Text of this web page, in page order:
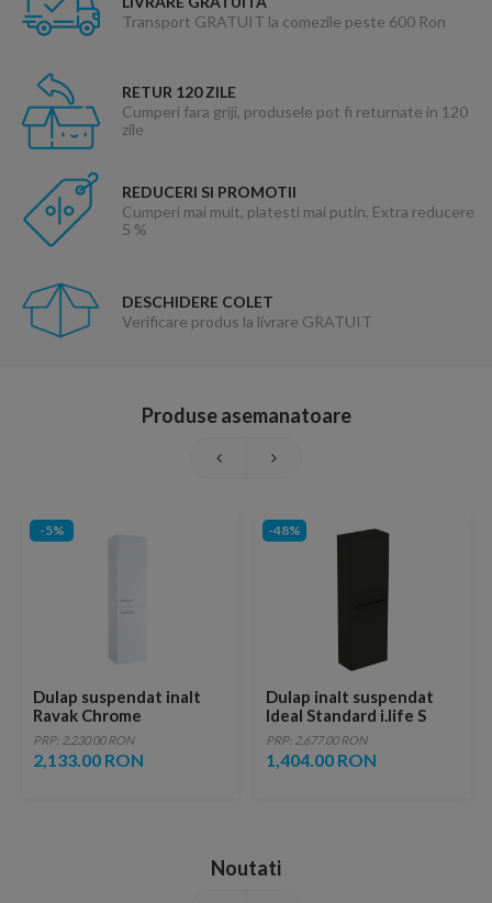
Transport GRATUIT la comezile peste 600 Ron
RETUR 120 ZILE
Cumperi fara griji, produsele pot fi returnate in 120
zile
REDUCERI SI PROMOTII
Cumperi mai mult, platesti mai putin. Extra reducere
5 %
DESCHIDERE COLET
Verificare produs la livrare GRATUIT
Produse asemanatoare
-5%
Dulap suspendat inalt
Ravak Chrome
39x29xH150 cm, stanga,
alb
PRP: 2,230.00 RON
2,133.00 RON
-48%
Dulap inalt suspendat
Ideal Standard i.life S
40x120 cm gri carbon
mat 1 usa
PRP: 2,677.00 RON
1,404.00 RON
Noutati